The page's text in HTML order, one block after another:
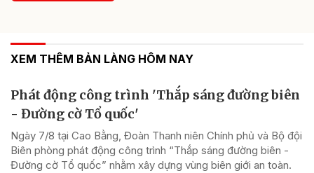
XEM THÊM BẢN LÀNG HÔM NAY
Phát động công trình 'Thắp sáng đường biên
- Đường cờ Tổ quốc'
Ngày 7/8 tại Cao Bằng, Đoàn Thanh niên Chính phủ và Bộ đội
Biên phòng phát động công trình “Thắp sáng đường biên -
Đường cờ Tổ quốc” nhằm xây dựng vùng biên giới an toàn.